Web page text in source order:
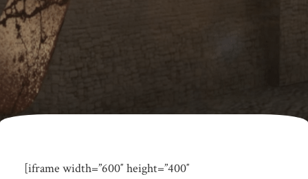
[iframe width=”600″ height=”400″